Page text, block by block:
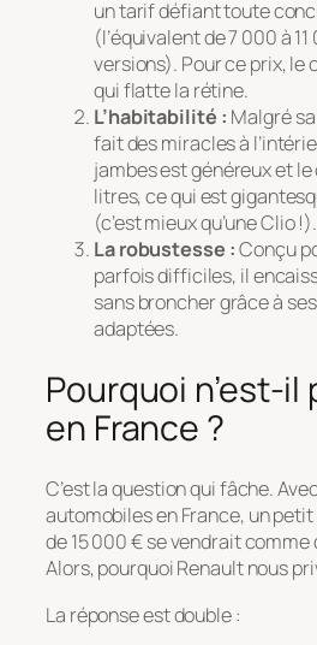
un tarif défiant toute
(l’équivalent de 7 000 à
versions). Pour ce prix, le
qui flatte la rétine.
L’habitabilité : Malgré
fait des miracles à
jambes est généreux et
litres, ce qui est
(c’est mieux qu’une Clio !).
La robustesse :Conçu
parfois difficiles, il
sans broncher grâce à
adaptées.
Pourquoi n’est-il
en France ?
C’est la question qui fâche.
automobiles en France, un
de 15 000 € se vendrait comme
Alors, pourquoi Renault nous
La réponse est double :